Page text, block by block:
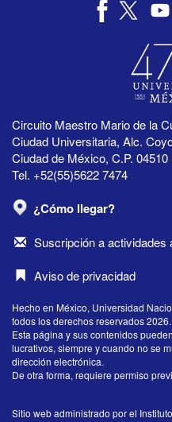
Circuito Maestro Mario de la
Ciudad Universitaria, Alc.
Ciudad de México, C.P. 04510
Tel. +52(55)5622 7474
¿Cómo llegar?
Suscripción a actividades
Aviso de privacidad
Hecho en México, Universidad
todos los derechos reservados 2026.
Esta página y sus contenidos
lucrativos, siempre y cuando no se
dirección electrónica.
De otra forma, requiere permiso
Sitio web administrado por el